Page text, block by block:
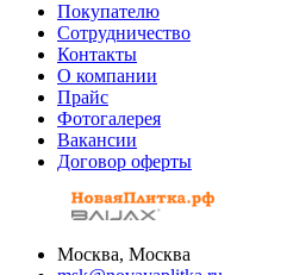
Покупателю
Сотрудничество
Контакты
О компании
Прайс
Фотогалерея
Вакансии
Договор оферты
Москва, Москва